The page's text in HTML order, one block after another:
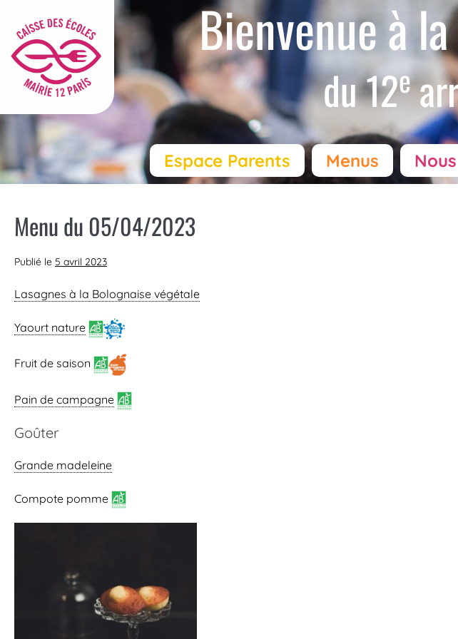
Bienvenue à
du 12e
Espace Parents
Menus
Menu du 05/04/2023
Publié le 5 avril 2023
Lasagnes à la Bolognaise végétale
Yaourt nature
Fruit de saison
Pain de campagne
Goûter
Grande madeleine
Compote pomme